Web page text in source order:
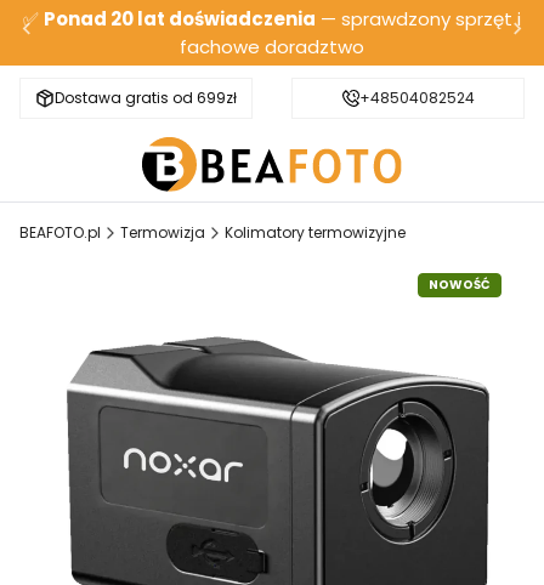
✅ Ponad 20 lat doświadczenia — sprawdzony sprzęt i
fachowe doradztwo
Dostawa gratis od 699zł Bezpieczna wysyłka
+48504082524
BEAFOTO.pl Termowizja Kolimatory termowizyjne
NOWOŚĆ